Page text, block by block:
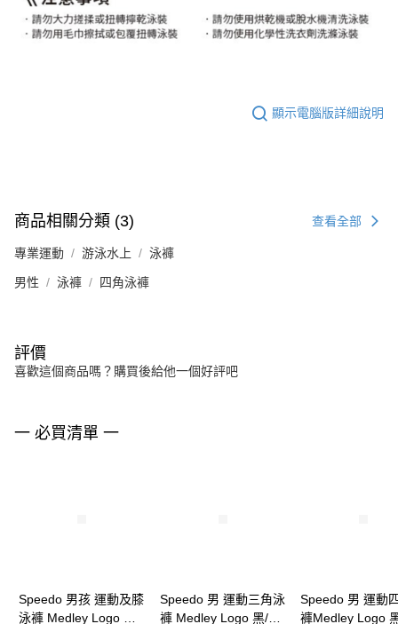
顯示電腦版詳細說明
商品相關分類 (3) 查看全部
專業運動 游泳水上 泳褲
男性 泳褲 四角泳褲
評價
喜歡這個商品嗎？購買後給他一個好評吧
一 必買清單 一
Speedo 男孩 運動及膝
泳褲 Medley Logo 黑/
Speedo 男 運動三角泳
褲 Medley Logo 黑/淺
Speedo 男 運動
褲Medley Logo